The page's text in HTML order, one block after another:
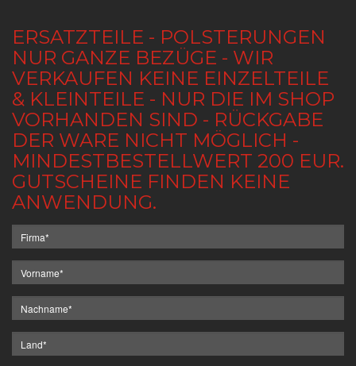
ERSATZTEILE - POLSTERUNGEN
NUR GANZE BEZÜGE - WIR
VERKAUFEN KEINE EINZELTEILE
& KLEINTEILE - NUR DIE IM SHOP
VORHANDEN SIND - RÜCKGABE
DER WARE NICHT MÖGLICH -
MINDESTBESTELLWERT 200 EUR.
GUTSCHEINE FINDEN KEINE
ANWENDUNG.